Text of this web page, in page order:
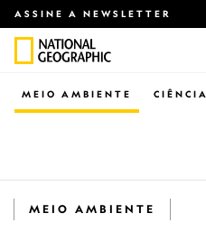
ASSINE A NEWSLETTER
CIÊNCIA
MEIO AMBIENTE
MEIO AMBIENTE